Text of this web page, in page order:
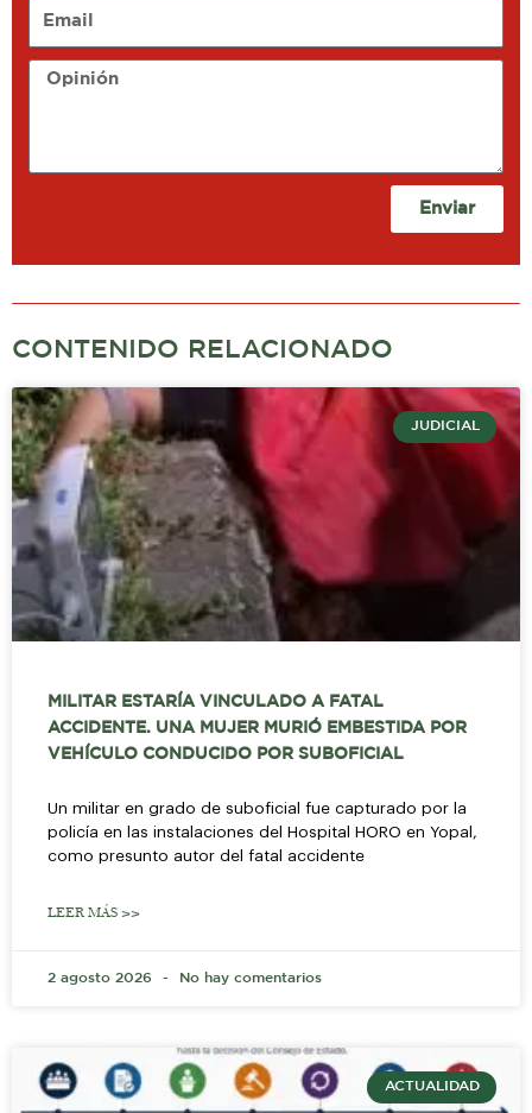
Opinión
Enviar
CONTENIDO RELACIONADO
JUDICIAL
MILITAR ESTARÍA VINCULADO A FATAL
ACCIDENTE. UNA MUJER MURIÓ EMBESTIDA POR
VEHÍCULO CONDUCIDO POR SUBOFICIAL
Un militar en grado de suboficial fue capturado por la
policía en las instalaciones del Hospital HORO en Yopal,
como presunto autor del fatal accidente
LEER MÁS >>
2 agosto 2026 No hay comentarios
ACTUALIDAD